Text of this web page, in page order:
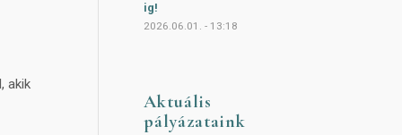
akik
ig!
2026.06.01. - 13:18
Aktuális
pályázataink